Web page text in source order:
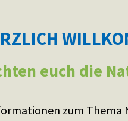
euch die
zum Thema